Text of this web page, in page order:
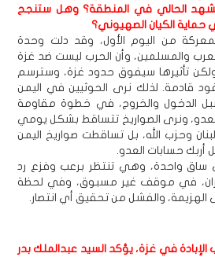
الحالي في المنطقة؟ وهل ستنجح
حماية الكيان الصهيوني؟
من اليوم الأول، وقد دلت وحدة
والمسلمين، وأن الحرب ليست ضد غزة
تأثيرها سيفوق حدود غزة، وسترسم
قادمة. لذلك نرى الحوثيين في اليمن
الدخول والخروج، في خطوة مقاومة
ونرى الصواريخ تتساقط بشكل يومي
وحزب الله، بل تساقطت صواريخ اليمن
أربك حسابات العدو.
ساق واحدة، وهي تنتظر برعب وفزع رد
إيران، في موقف غير مسبوق، وفي لحظة
الهزيمة، والفشل من تحقيق أي انتصار.
في غزة، يؤكد السيد عبدالملك بدر